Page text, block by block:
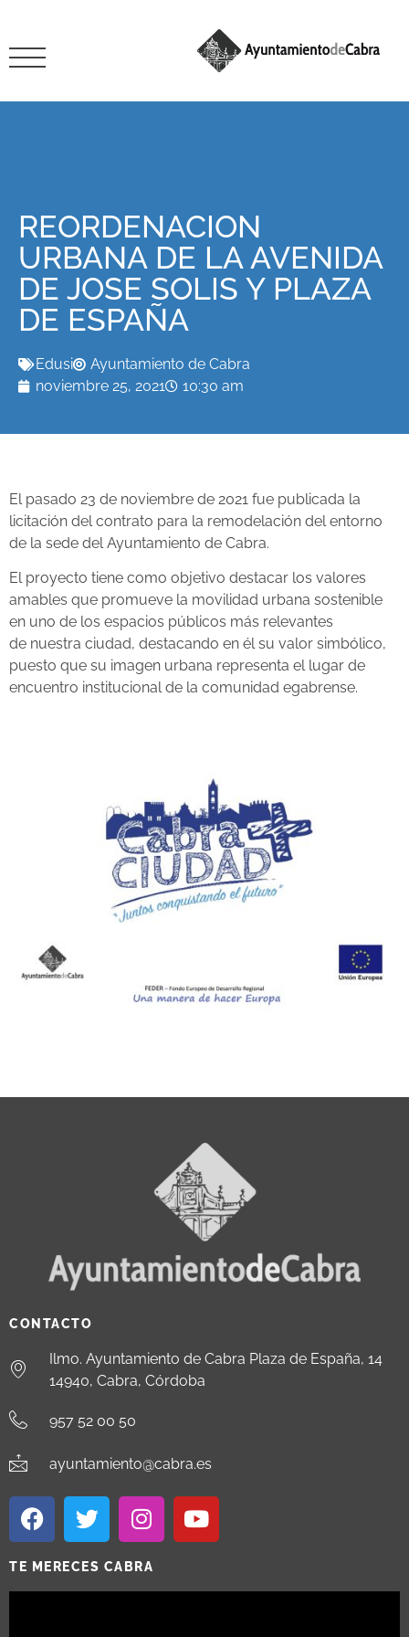
REORDENACION
URBANA DE LA AVENIDA
DE JOSE SOLIS Y PLAZA
DE ESPAÑA
Edusi
Ayuntamiento de Cabra
noviembre 25, 2021
10:30 am
El pasado 23 de noviembre de 2021 fue publicada la
licitación del contrato para la remodelación del entorno
de la sede del Ayuntamiento de Cabra.
El proyecto tiene como objetivo destacar los valores
amables que promueve la movilidad urbana sostenible
en uno de los espacios públicos más relevantes
de nuestra ciudad, destacando en él su valor simbólico,
puesto que su imagen urbana representa el lugar de
encuentro institucional de la comunidad egabrense.
CONTACTO
Ilmo. Ayuntamiento de Cabra Plaza de España, 14
14940, Cabra, Córdoba
957 52 00 50
ayuntamiento@cabra.es
TE MERECES CABRA